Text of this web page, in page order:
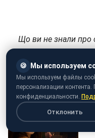
Що ви не знали про
🍪 Мы используем
Мы используем файлы
персонализации
конфиденциальности.
Отклонить